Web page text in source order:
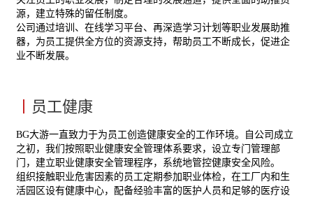
源，建立特殊的留任制度。
公司通过培训、在线学习平台、再深造学习计划等职业发展助推
器，为员工提供全方位的资源支持，帮助员工不断成长，促进企
业不断发展。
员工健康
BG大游一直致力于为员工创造健康安全的工作环境。自公司成立
之初，我们按照职业健康安全管理体系要求，设立专门管理部
门，建立职业健康安全管理程序，系统地管控健康安全风险。
组织接触职业危害因素的员工定期参加职业体检，在工厂内和生
活园区设有健康中心，配备经验丰富的医护人员和足够的医疗设